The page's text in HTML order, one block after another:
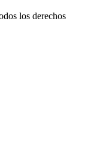
los derechos